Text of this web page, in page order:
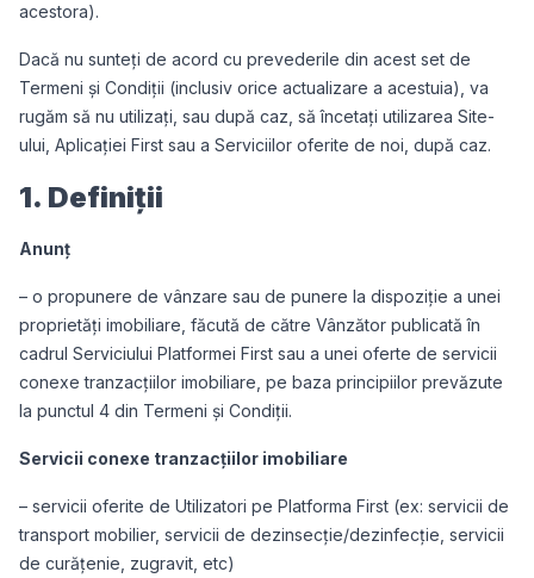
acestora).
Dacă nu sunteți de acord cu prevederile din acest set de
Termeni și Condiții (inclusiv orice actualizare a acestuia), va
rugăm să nu utilizați, sau după caz, să încetați utilizarea Site-
ului, Aplicației First sau a Serviciilor oferite de noi, după caz.
1. Definiții
Anunț
– o propunere de vânzare sau de punere la dispoziție a unei
proprietăți imobiliare, făcută de către Vânzător publicată în
cadrul Serviciului Platformei First sau a unei oferte de servicii
conexe tranzacțiilor imobiliare, pe baza principiilor prevăzute
la punctul 4 din Termeni și Condiții.
Servicii conexe tranzacțiilor imobiliare
– servicii oferite de Utilizatori pe Platforma First (ex: servicii de
transport mobilier, servicii de dezinsecție/dezinfecție, servicii
de curățenie, zugravit, etc)